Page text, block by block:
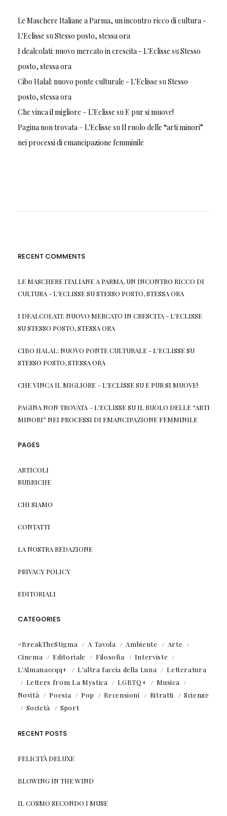
Le Maschere Italiane a Parma, un incontro ricco di cultura -
L'Eclisse suStesso posto, stessa ora
I dealcolati: nuovo mercato in crescita - L'Eclisse suStesso
posto, stessa ora
Cibo Halal: nuovo ponte culturale - L'Eclisse suStesso
posto, stessa ora
Che vinca il migliore – L'Eclisse suE pur si muove!
Pagina non trovata – L'Eclisse suIl ruolo delle “arti minori”
nei processi di emancipazione femminile
RECENT COMMENTS
LE MASCHERE ITALIANE A PARMA, UN INCONTRO RICCO DI
CULTURA - L'ECLISSESUSTESSO POSTO, STESSA ORA
I DEALCOLATI: NUOVO MERCATO IN CRESCITA - L'ECLISSE
SUSTESSO POSTO, STESSA ORA
CIBO HALAL: NUOVO PONTE CULTURALE - L'ECLISSESU
STESSO POSTO, STESSA ORA
CHE VINCA IL MIGLIORE – L'ECLISSESU E PUR SI MUOVE!
PAGINA NON TROVATA – L'ECLISSESU IL RUOLO DELLE “ARTI
MINORI” NEI PROCESSI DI EMANCIPAZIONE FEMMINILE
PAGES
ARTICOLI
RUBRICHE
CHI SIAMO
CONTATTI
LA NOSTRA REDAZIONE
PRIVACY POLICY
EDITORIALI
CATEGORIES
#BreakTheStigma A Tavola Ambiente
Arte
Cinema
Editoriale Filosofia
Interviste
L'Almanaccqq+
L'altra faccia della Luna
Letteratura
Letters from La Mystica
LGBTQ+
Musica
Novità
Poesia Pop Recensioni Ritratti
Scienze
Società
Sport
RECENT POSTS
FELICITÀ DELUXE
BLOWING IN THE WIND
IL COSMO SECONDO I MUSE